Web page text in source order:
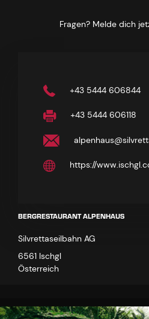
Fragen? Melde dich
+43 5444 606844
+43 5444 606118
https://
BERGRESTAURANT ALPENHAUS
Silvrettaseilbahn AG
6561 Ischgl
Österreich